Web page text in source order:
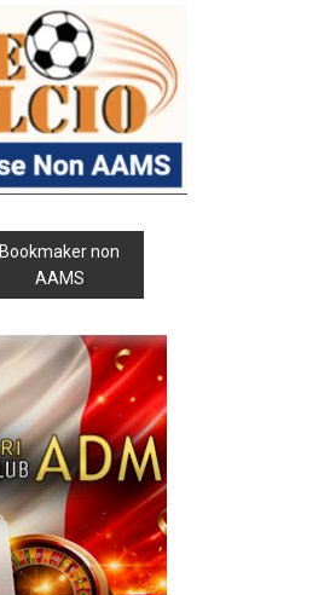
Bookmaker non
AAMS